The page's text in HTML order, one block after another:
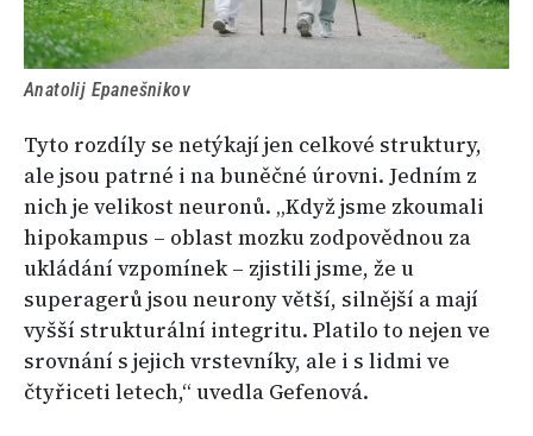
Anatolij Epanešnikov
Tyto rozdíly se netýkají jen celkové struktury,
ale jsou patrné i na buněčné úrovni. Jedním z
nich je velikost neuronů. „Když jsme zkoumali
hipokampus – oblast mozku zodpovědnou za
ukládání vzpomínek – zjistili jsme, že u
superagerů jsou neurony větší, silnější a mají
vyšší strukturální integritu. Platilo to nejen ve
srovnání s jejich vrstevníky, ale i s lidmi ve
čtyřiceti letech,“ uvedla Gefenová.